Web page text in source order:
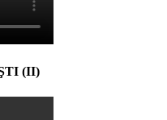
(II)